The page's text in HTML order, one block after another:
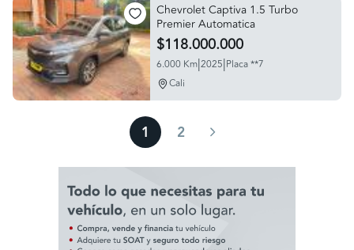
Chevrolet Captiva 1.5 Turbo
Premier Automatica
$118.000.000
6.000 Km|2025|Placa **7
Cali
1 2